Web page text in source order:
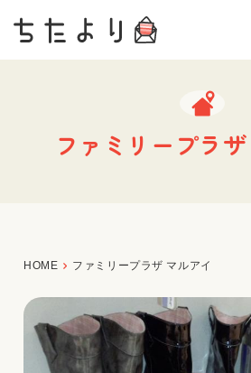
ファミリープラ
HOME ファミリープラザ マルアイ